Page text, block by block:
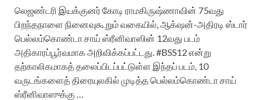
லெஜண்டரி இயக்குனர் கோடி ராமகிருஷ்ணாவின் 75வது
பிறந்தநாளை நினைவுகூறும் வகையில், ஆக்‌ஷன்-அதிரடி ஸ்டார்
பெல்லம்கொண்டா சாய் ஸ்ரீனிவாஸின் 12வது படம்
அதிகாரப்பூர்வமாக அறிவிக்கப்பட்டது. #BSS12 என்று
தற்காலிகமாகத் தலைப்பிடப்பட்டுள்ள இந்தப் படம், 10
வருடங்களைத் திரையுலகில் முடித்த பெல்லம்கொண்டா சாய்
ஸ்ரீனிவாஸுக்கு …